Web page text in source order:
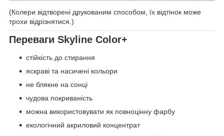
(Колери відтворені друкованим способом, їх відтінок може
трохи відрізнятися.)
Переваги Skyline Color+
стійкість до стирання
яскраві та насичені кольори
не блякне на сонці
чудова покриваність
можна використовувати як повноцінну фарбу
екологічний акриловий концентрат